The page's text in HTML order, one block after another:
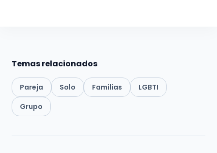
Temas relacionados
Pareja Solo Familias
LGBTI
Grupo